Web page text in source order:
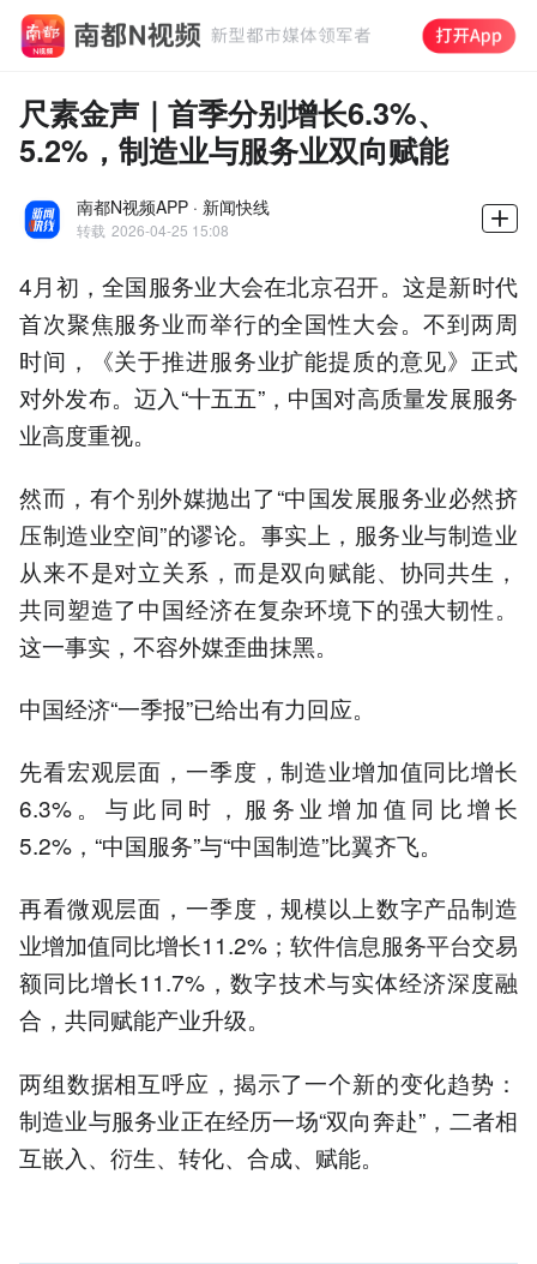
尺素金声｜首季分别增长6.3%、
5.2%，制造业与服务业双向赋能
南都N视频APP · 新闻快线
转载 2026-04-25 15:08
4月初，全国服务业大会在北京召开。这是新时代
首次聚焦服务业而举行的全国性大会。不到两周
时间，《关于推进服务业扩能提质的意见》正式
对外发布。迈入“十五五”，中国对高质量发展服务
业高度重视。
然而，有个别外媒抛出了“中国发展服务业必然挤
压制造业空间”的谬论。事实上，服务业与制造业
从来不是对立关系，而是双向赋能、协同共生，
共同塑造了中国经济在复杂环境下的强大韧性。
这一事实，不容外媒歪曲抹黑。
中国经济“一季报”已给出有力回应。
先看宏观层面，一季度，制造业增加值同比增长
6.3%。与此同时，服务业增加值同比增长
5.2%，“中国服务”与“中国制造”比翼齐飞。
再看微观层面，一季度，规模以上数字产品制造
业增加值同比增长11.2%；软件信息服务平台交易
额同比增长11.7%，数字技术与实体经济深度融
合，共同赋能产业升级。
两组数据相互呼应，揭示了一个新的变化趋势：
制造业与服务业正在经历一场“双向奔赴”，二者相
互嵌入、衍生、转化、合成、赋能。